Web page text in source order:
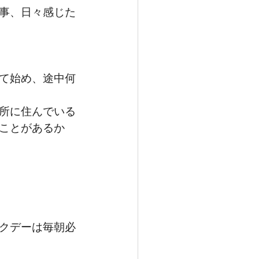
、日々感じた
始め、途中何
に住んでいる
とがあるか
デーは毎朝必